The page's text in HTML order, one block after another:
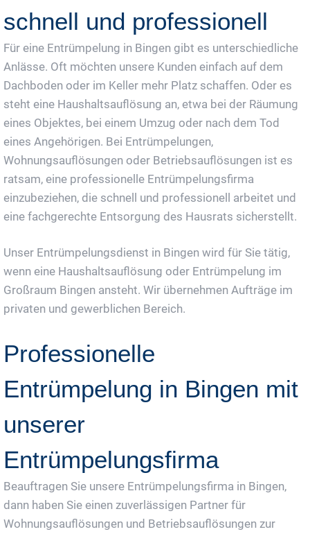
schnell und professionell
Für eine Entrümpelung in Bingen gibt es unterschiedliche
Anlässe. Oft möchten unsere Kunden einfach auf dem
Dachboden oder im Keller mehr Platz schaffen. Oder es
steht eine Haushaltsauflösung an, etwa bei der Räumung
eines Objektes, bei einem Umzug oder nach dem Tod
eines Angehörigen. Bei Entrümpelungen,
Wohnungsauflösungen oder Betriebsauflösungen ist es
ratsam, eine professionelle Entrümpelungsfirma
einzubeziehen, die schnell und professionell arbeitet und
eine fachgerechte Entsorgung des Hausrats sicherstellt.
Unser Entrümpelungsdienst in Bingen wird für Sie tätig,
wenn eine Haushaltsauflösung oder Entrümpelung im
Großraum Bingen ansteht. Wir übernehmen Aufträge im
privaten und gewerblichen Bereich.
Professionelle
Entrümpelung in Bingen mit
unserer
Entrümpelungsfirma
Beauftragen Sie unsere Entrümpelungsfirma in Bingen,
dann haben Sie einen zuverlässigen Partner für
Wohnungsauflösungen und Betriebsauflösungen zur